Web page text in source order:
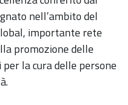
nell’ambito del
importante rete
promozione delle
la cura delle persone